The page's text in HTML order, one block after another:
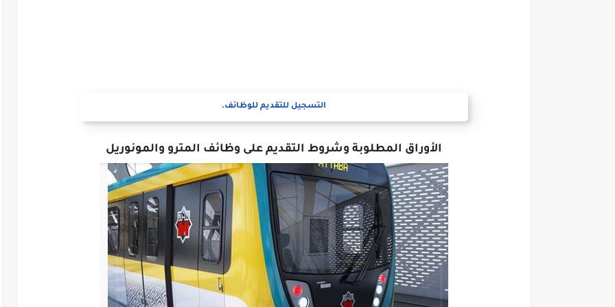
التسجيل للتقديم للوظائف.
الأوراق المطلوبة وشروط التقديم على وظائف المترو والمونوريل